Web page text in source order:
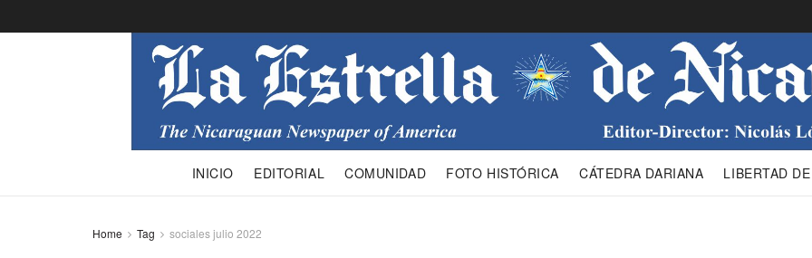
INICIO EDITORIAL COMUNIDAD FOTO HISTÓRICA CÁTEDRA DARIANA LIBERTAD
Home Tag sociales julio 2022